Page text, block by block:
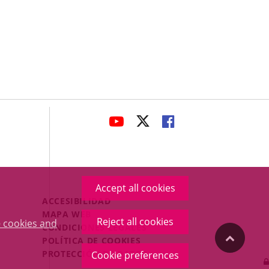
cookies and
Accept all cookies
Reject all cookies
Cookie preferences
LINK
APPLICATION.
LINK
APPLICATION.
LINK
APPLICATION.
Menú
Legal
Footer
ACCESIBILIDAD
MAPA WEB
CONDICIONES LEGALES
POLÍTICA DE COOKIES
PROTECCIÓN DE DATOS
"Back